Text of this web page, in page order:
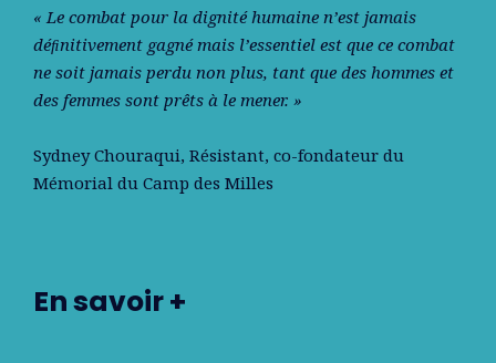
« Le combat pour la dignité humaine n’est jamais
déﬁnitivement gagné mais l’essentiel est que ce combat
ne soit jamais perdu non plus, tant que des hommes et
des femmes sont prêts à le mener. »
Sydney Chouraqui, Résistant, co-fondateur du
Mémorial du Camp des Milles
En savoir +